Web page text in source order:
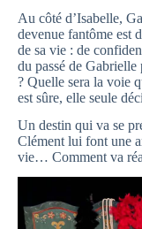
Au côté d’Isabelle,
devenue fantôme est
de sa vie : de
du passé de
? Quelle sera la voie
est sûre, elle seule
Un destin qui va se
Clément lui font une
vie… Comment va